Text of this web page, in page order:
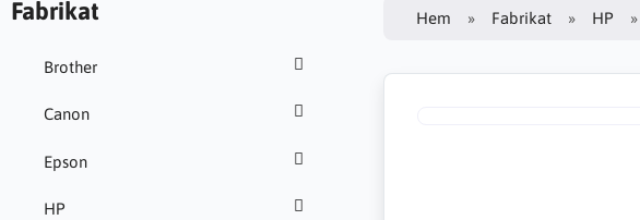
Fabrikat
Brother
Canon
Epson
HP
Hem Fabrikat HP